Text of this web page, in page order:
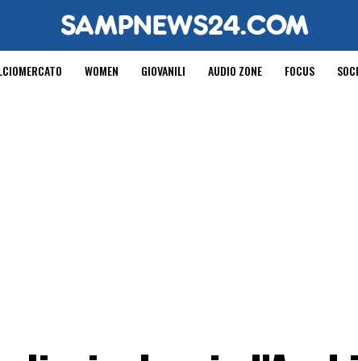
WOMEN GIOVANILI AUDIO ZONE FOCUS